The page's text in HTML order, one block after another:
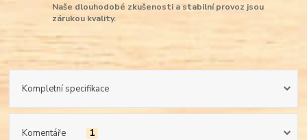
Naše dlouhodobé zkušenosti a stabilní provoz jsou
zárukou kvality.
Kompletní specifikace
Komentáře 1